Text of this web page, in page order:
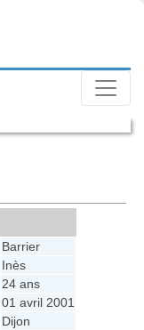
Barrier
Inès
24 ans
01 avril 2001
Dijon